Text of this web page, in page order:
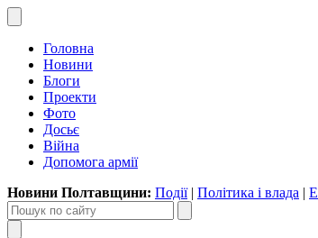
Головна
Новини
Блоги
Проекти
Фото
Досьє
Війна
Допомога армії
Новини Полтавщини: Події| Політика і влада |